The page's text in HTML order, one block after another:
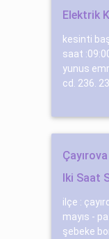
Elektrik
kesinti
saat
yunus
cd. 236.
Iki Saat
ilçe :
mayıs -
şebeke